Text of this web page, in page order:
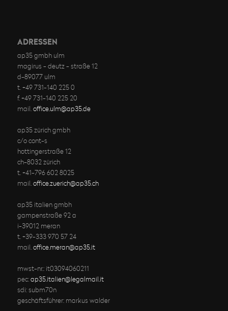
ADRESSEN
ap35 gmbh ulm
magirus - deutz - straße 12
d-89077 ulm
t. +49 731-140 225 0
f. +49 731-140 225 20
mail. office.ulm@ap35.de
ap35 zürich gmbh
c/o cont-s
hottingerstraße 12
ch-8032 zürich
t. +41-796 602 8025
mail. office.zuerich@ap35.ch
ap35 italien gmbh
gampenstraße 92 a
i-39012 meran
t. +39-333 970 57 24
mail. office.meran@ap35.it
mwst-nr.: it03094060211
pec: ap35.italien@legalmail.it
sdi: subm70n
geschäftsführer: markus walder